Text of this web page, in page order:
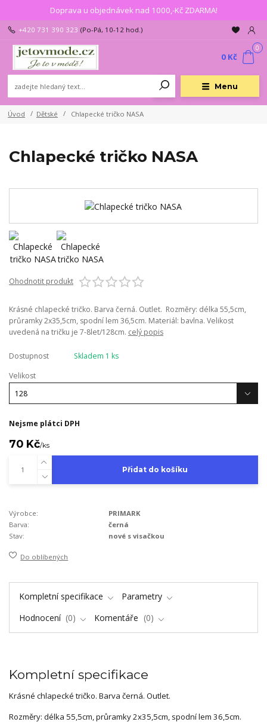
Doprava u objednávek nad 1000,-Kč ZDARMA!
Menu
+420 731 390 323 (Po-Pá, 10-12 hod.)
0
0 Kč
Úvod Dětské Chlapecké tričko NASA
Chlapecké tričko NASA
Ohodnotit produkt
Krásné chlapecké tričko. Barva černá. Outlet. Rozměry: délka 55,5cm,
průramky 2x35,5cm, spodní lem 36,5cm. Materiál: bavlna. Velikost
uvedená na tričku je 7-8let/128cm. celý popis
Dostupnost
Skladem 1 ks
Velikost
Nejsme plátci DPH
70 Kč/ks
Přidat do košíku
Výrobce:
PRIMARK
Barva:
černá
Stav:
nové s visačkou
Do oblíbených
Kompletní specifikace
Parametry
Hodnocení
0 Komentáře 0
Kompletní specifikace
Krásné chlapecké tričko. Barva černá. Outlet.
Rozměry: délka 55,5cm, průramky 2x35,5cm, spodní lem 36,5cm.